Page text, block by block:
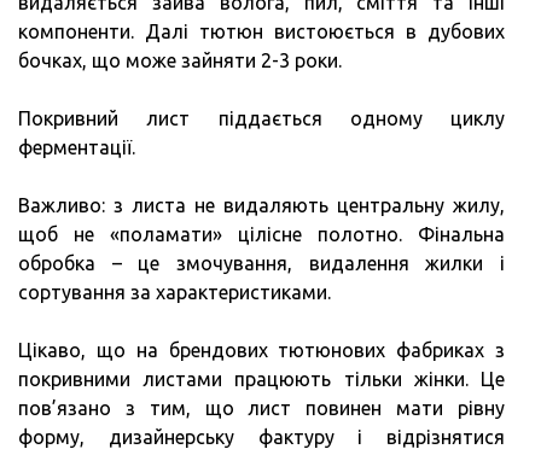
компоненти. Далі тютюн вистоюється в дубових
бочках, що може зайняти 2-3 роки.
Покривний лист піддається одному циклу
ферментації.
Важливо: з листа не видаляють центральну жилу,
щоб не «поламати» цілісне полотно. Фінальна
обробка – це змочування, видалення жилки і
сортування за характеристиками.
Цікаво, що на брендових тютюнових фабриках з
покривними листами працюють тільки жінки. Це
пов’язано з тим, що лист повинен мати рівну
форму, дизайнерську фактуру і відрізнятися